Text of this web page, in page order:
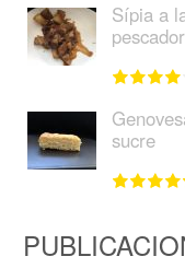
Sípia a
sucre